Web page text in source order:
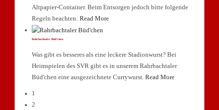
Altpapier-Container. Beim Entsorgen jedoch bitte folgende
Regeln beachten: Read More
Rahrbachtaler Büd'chen
Was gibt es besseres als eine leckere Stadionwurst? Bei
Heimspielen des SVR gibt es in unserem Rahrbachtaler
Büd'chen eine ausgezeichnete Currywurst. Read More
1
2